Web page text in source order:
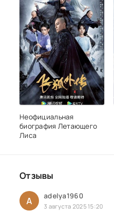
Неофициальная
биография Летающего
Лиса
Отзывы
A adelya1960
3 августа 2025 15:20